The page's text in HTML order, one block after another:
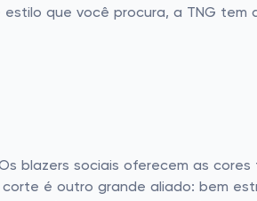
que você procura, a TNG tem
blazers sociais oferecem as
é outro grande aliado: bem